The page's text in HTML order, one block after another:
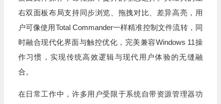
右双面板布局支持同步浏览、拖拽对比、差异高亮，用
户可像使用Total Commander一样精准控制文件流转，同
时融合现代化界面与触控优化，完美兼容Windows 11操
作习惯，实现传统高效逻辑与现代用户体验的无缝融
合。
在日常工作中，许多用户受限于系统自带资源管理器功